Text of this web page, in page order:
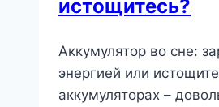
понять
истощитесь?
Аккумулятор во сне:
энергией или
аккумуляторах –